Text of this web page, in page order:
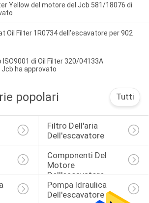
Yellow del motore del Jcb 581/18076 di
Oil Filter 1R0734 dell'escavatore per 902
ISO9001 di Oil Filter 320/04133A
ha approvato
popolari Tutti
Filtro Dell'aria
Dell'escavatore
Componenti Del
Motore
Dell'escavatore
Pompa Idraulica
Dell'escavatore